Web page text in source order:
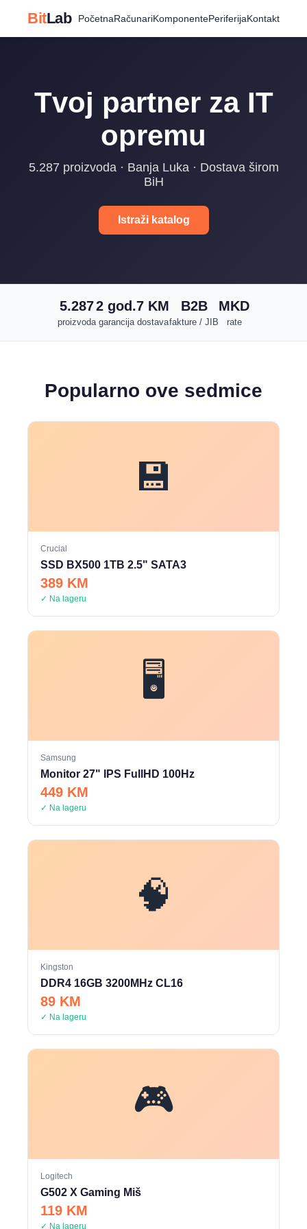
BitLab PočetnaRačunariKomponentePeriferijaKontakt
Tvoj partner za IT
opremu
5.287 proizvoda · Banja Luka · Dostava širom
BiH
Istraži katalog
5.287
proizvoda
2 god.
garancija
7 KM
dostava
B2B
fakture / JIB
MKD
rate
Popularno ove sedmice
💾
Crucial
SSD BX500 1TB 2.5" SATA3
389 KM
✓ Na lageru
🖥️
Samsung
Monitor 27" IPS FullHD 100Hz
449 KM
✓ Na lageru
🧠
Kingston
DDR4 16GB 3200MHz CL16
89 KM
✓ Na lageru
🎮
Logitech
G502 X Gaming Miš
119 KM
✓ Na lageru